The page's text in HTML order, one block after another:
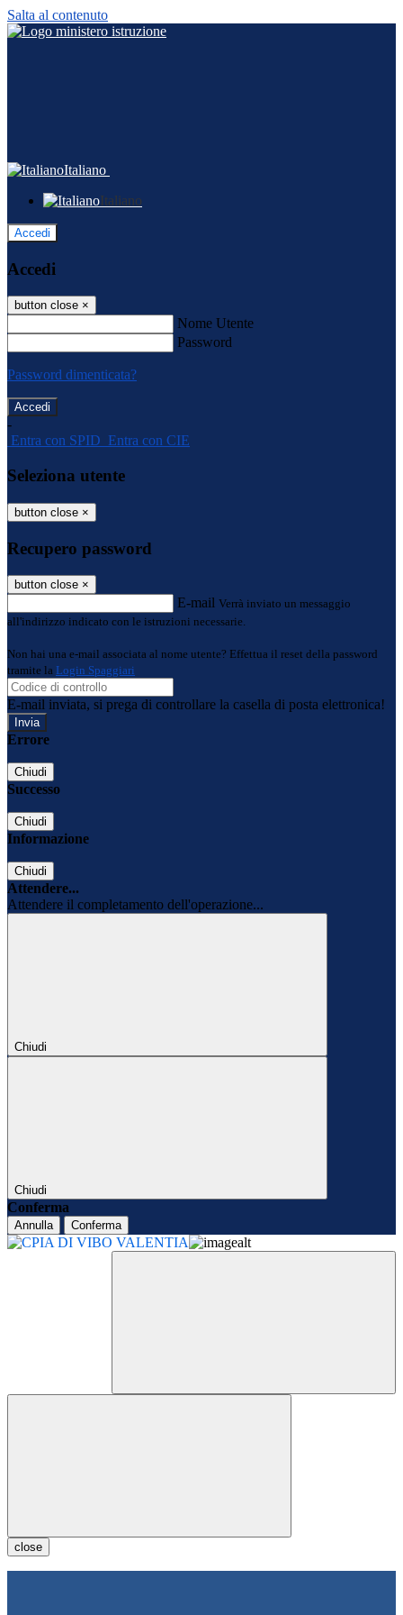
Salta al contenuto
Italiano
Italiano
Accedi
Accedi
button close ×
Nome Utente
Password
Password dimenticata?
-
Entra con SPID Entra con CIE
Seleziona utente
button close ×
Recupero password
button close ×
E-mail Verrà inviato un messaggio
all'indirizzo indicato con le istruzioni necessarie.
Non hai una e-mail associata al nome utente? Effettua il reset della password
tramite la Login Spaggiari
E-mail inviata, si prega di controllare la casella di posta elettronica!
Errore
Chiudi
Successo
Chiudi
Informazione
Chiudi
Attendere...
Attendere il completamento dell'operazione...
Chiudi
Chiudi
Conferma
Annulla Conferma
close